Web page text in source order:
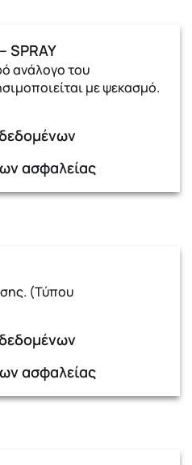
SPRAY
ανάλογο του
με ψεκασμό.
ασφαλείας
(Τύπου
ασφαλείας